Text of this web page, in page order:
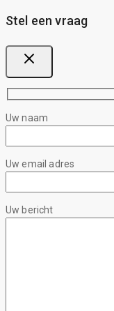
Stel een vraag
Uw naam
Uw email adres
Uw bericht